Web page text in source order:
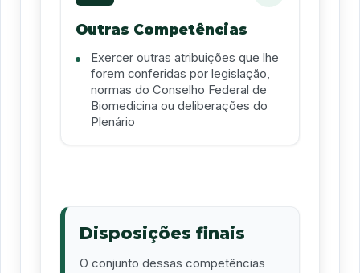
Outras Competências
Exercer outras atribuições que lhe
forem conferidas por legislação,
normas do Conselho Federal de
Biomedicina ou deliberações do
Plenário
Disposições finais
O conjunto dessas competências